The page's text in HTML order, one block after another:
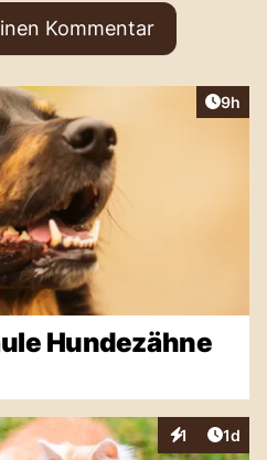
Kommentar
9h
Hundezähne
1
Interaktionen
1d